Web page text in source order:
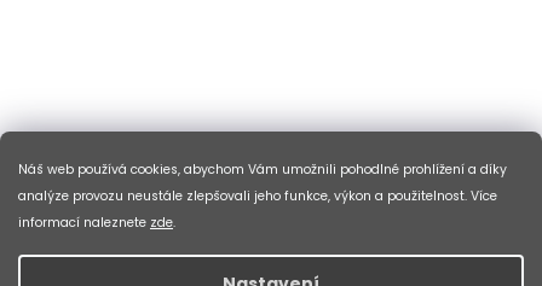
Náš web používá cookies, abychom Vám umožnili pohodlné prohlížení a díky
analýze provozu neustále zlepšovali jeho funkce, výkon a použitelnost. Více
informací naleznete zde.